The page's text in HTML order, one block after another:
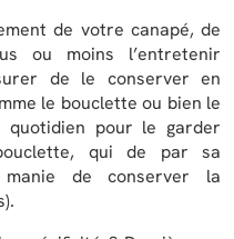
de votre canapé, de
ou moins l’entretenir
de le conserver en
le bouclette ou bien le
pour le garder
qui de par sa
de conserver la